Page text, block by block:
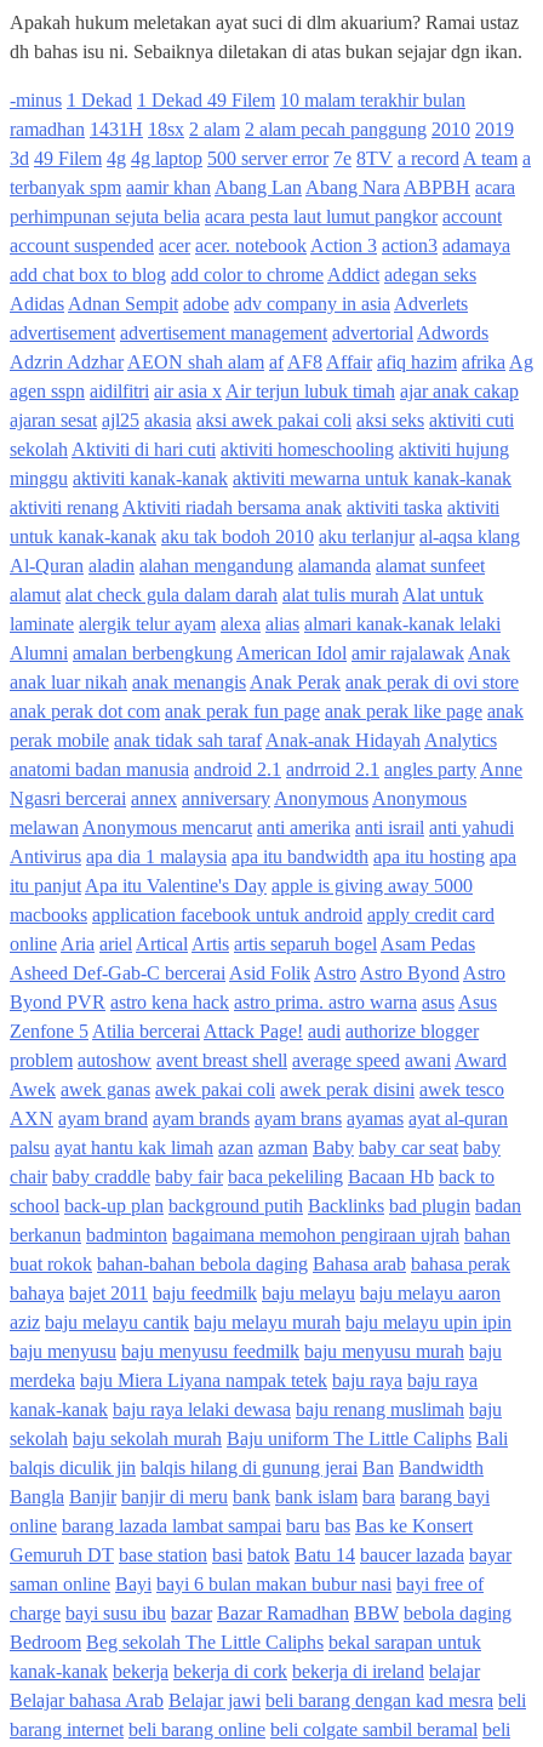
Apakah hukum meletakan ayat suci di dlm akuarium? Ramai ustaz
dh bahas isu ni. Sebaiknya diletakan di atas bukan sejajar dgn ikan.
-minus 1 Dekad 1 Dekad 49 Filem 10 malam terakhir bulan
ramadhan 1431H 18sx 2 alam 2 alam pecah panggung 2010 2019
3d 49 Filem 4g 4g laptop 500 server error 7e 8TV a record A team a
terbanyak spm aamir khan Abang Lan Abang Nara ABPBH acara
perhimpunan sejuta belia acara pesta laut lumut pangkor account
account suspended acer acer. notebook Action 3 action3 adamaya
add chat box to blog add color to chrome Addict adegan seks
Adidas Adnan Sempit adobe adv company in asia Adverlets
advertisement advertisement management advertorial Adwords
Adzrin Adzhar AEON shah alam af AF8 Affair afiq hazim afrika Ag
agen sspn aidilfitri air asia x Air terjun lubuk timah ajar anak cakap
ajaran sesat ajl25 akasia aksi awek pakai coli aksi seks aktiviti cuti
sekolah Aktiviti di hari cuti aktiviti homeschooling aktiviti hujung
minggu aktiviti kanak-kanak aktiviti mewarna untuk kanak-kanak
aktiviti renang Aktiviti riadah bersama anak aktiviti taska aktiviti
untuk kanak-kanak aku tak bodoh 2010 aku terlanjur al-aqsa klang
Al-Quran aladin alahan mengandung alamanda alamat sunfeet
alamut alat check gula dalam darah alat tulis murah Alat untuk
laminate alergik telur ayam alexa alias almari kanak-kanak lelaki
Alumni amalan berbengkung American Idol amir rajalawak Anak
anak luar nikah anak menangis Anak Perak anak perak di ovi store
anak perak dot com anak perak fun page anak perak like page anak
perak mobile anak tidak sah taraf Anak-anak Hidayah Analytics
anatomi badan manusia android 2.1 andrroid 2.1 angles party Anne
Ngasri bercerai annex anniversary Anonymous Anonymous
melawan Anonymous mencarut anti amerika anti israil anti yahudi
Antivirus apa dia 1 malaysia apa itu bandwidth apa itu hosting apa
itu panjut Apa itu Valentine's Day apple is giving away 5000
macbooks application facebook untuk android apply credit card
online Aria ariel Artical Artis artis separuh bogel Asam Pedas
Asheed Def-Gab-C bercerai Asid Folik Astro Astro Byond Astro
Byond PVR astro kena hack astro prima. astro warna asus Asus
Zenfone 5 Atilia bercerai Attack Page! audi authorize blogger
problem autoshow avent breast shell average speed awani Award
Awek awek ganas awek pakai coli awek perak disini awek tesco
AXN ayam brand ayam brands ayam brans ayamas ayat al-quran
palsu ayat hantu kak limah azan azman Baby baby car seat baby
chair baby craddle baby fair baca pekeliling Bacaan Hb back to
school back-up plan background putih Backlinks bad plugin badan
berkanun badminton bagaimana memohon pengiraan ujrah bahan
buat rokok bahan-bahan bebola daging Bahasa arab bahasa perak
bahaya bajet 2011 baju feedmilk baju melayu baju melayu aaron
aziz baju melayu cantik baju melayu murah baju melayu upin ipin
baju menyusu baju menyusu feedmilk baju menyusu murah baju
merdeka baju Miera Liyana nampak tetek baju raya baju raya
kanak-kanak baju raya lelaki dewasa baju renang muslimah baju
sekolah baju sekolah murah Baju uniform The Little Caliphs Bali
balqis diculik jin balqis hilang di gunung jerai Ban Bandwidth
Bangla Banjir banjir di meru bank bank islam bara barang bayi
online barang lazada lambat sampai baru bas Bas ke Konsert
Gemuruh DT base station basi batok Batu 14 baucer lazada bayar
saman online Bayi bayi 6 bulan makan bubur nasi bayi free of
charge bayi susu ibu bazar Bazar Ramadhan BBW bebola daging
Bedroom Beg sekolah The Little Caliphs bekal sarapan untuk
kanak-kanak bekerja bekerja di cork bekerja di ireland belajar
Belajar bahasa Arab Belajar jawi beli barang dengan kad mesra beli
barang internet beli barang online beli colgate sambil beramal beli